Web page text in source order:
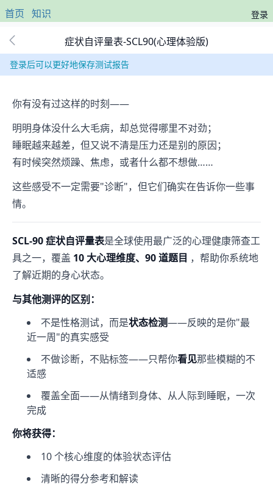
首页 知识 登录
症状自评量表-SCL90(心理体验版)
登录后可以更好地保存测试报告
你有没有过这样的时刻——
明明身体没什么大毛病，却总觉得哪里不对劲；
睡眠越来越差，但又说不清是压力还是别的原因；
有时候突然烦躁、焦虑，或者什么都不想做……
这些感受不一定需要"诊断"，但它们确实在告诉你一些事
情。
SCL-90 症状自评量表是全球使用最广泛的心理健康筛查工
具之一，覆盖 10 大心理维度、90 道题目 ，帮助你系统地
了解近期的身心状态。
与其他测评的区别：
不是性格测试，而是状态检测——反映的是你"最
近一周"的真实感受
不做诊断，不贴标签——只帮你看见那些模糊的不
适感
覆盖全面——从情绪到身体、从人际到睡眠，一次
完成
你将获得：
10 个核心维度的体验状态评估
清晰的得分参考和解读